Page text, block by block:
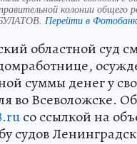
колонии общего
Перейти в
областной суд
суммы денег у
во Всеволожске.
со ссылкой на
судов